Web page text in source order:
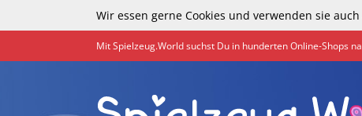
Wir essen gerne Cookies und verwenden sie
Mit Spielzeug.World suchst Du in hunderten Online-Shops